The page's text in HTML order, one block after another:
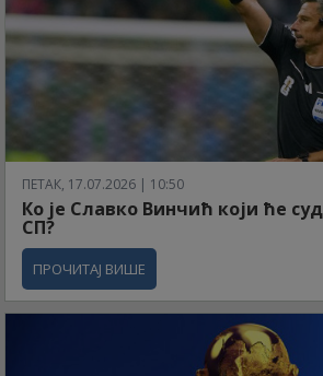
ПЕТАК, 17.07.2026 | 10:50
Ко је Славко Винчић који ће
СП?
ПРОЧИТАЈ ВИШЕ